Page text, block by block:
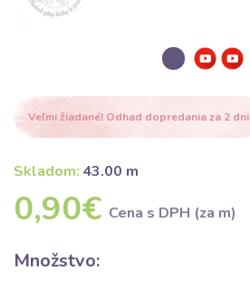
Veľmi žiadané! Odhad dopredania za 2 dni
Skladom: 43.00 m
0,90€ Cena s DPH (za m)
Množstvo: